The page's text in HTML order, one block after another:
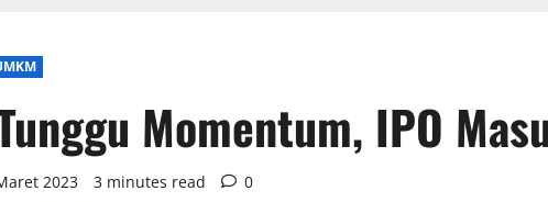
Momentum, IPO
2023 3 minutes read 0